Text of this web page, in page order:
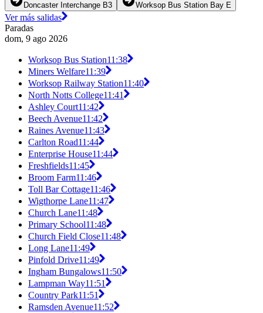
Doncaster Interchange B3 Worksop Bus Station Bay E
Ver más salidas
Paradas
dom, 9 ago 2026
Worksop Bus Station11:38
Miners Welfare11:39
Worksop Railway Station11:40
North Notts College11:41
Ashley Court11:42
Beech Avenue11:42
Raines Avenue11:43
Carlton Road11:44
Enterprise House11:44
Freshfields11:45
Broom Farm11:46
Toll Bar Cottage11:46
Wigthorpe Lane11:47
Church Lane11:48
Primary School11:48
Church Field Close11:48
Long Lane11:49
Pinfold Drive11:49
Ingham Bungalows11:50
Lampman Way11:51
Country Park11:51
Ramsden Avenue11:52